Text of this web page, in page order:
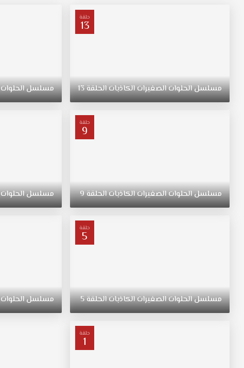
مراهقات
وهن
هيستنغز”،
واللواتي
يتفرقن
وتدعى
آلي.بعد
سنة
حلقة
13
مسلسلالحلواتالصغيراتالكاذباتالحلقة13 مسلسلالحلوات
حلقة
9
مسلسلالحلواتالصغيراتالكاذباتالحلقة9 مسلسلالحلوات
حلقة
5
مسلسلالحلواتالصغيراتالكاذباتالحلقة5 مسلسلالحلوات
حلقة
1